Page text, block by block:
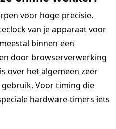
voor hoge precisie,
van je apparaat voor
binnen een
door browserverwerking
over het algemeen zeer
Voor timing die
hardware-timers iets